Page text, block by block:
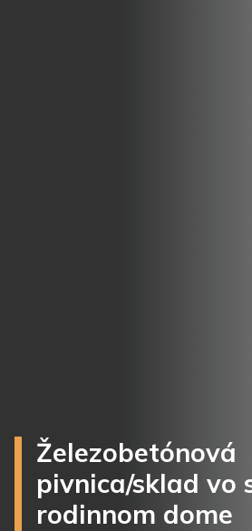
Železobetónová
pivnica/sklad vo
rodinnom dome